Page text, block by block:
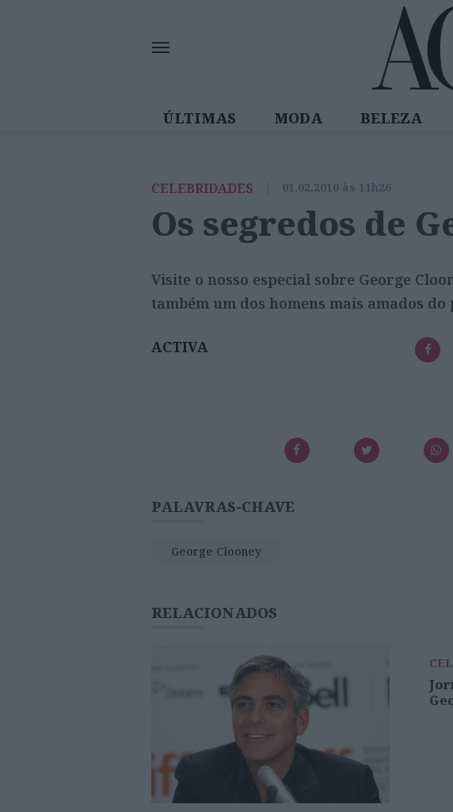
ÚLTIMAS MODA BELEZA
CELEBRIDADES | 01.02.2010 às 11h26
Os segredos de
Visite o nosso especial sobre George
também um dos homens mais amados do
ACTIVA
PALAVRAS-CHAVE
George Clooney
RELACIONADOS